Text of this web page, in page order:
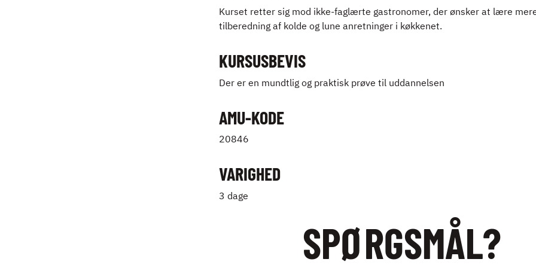
Kurset retter sig mod ikke-faglærte gastronomer, der ønsker at lære
tilberedning af kolde og lune anretninger i køkkenet.
KURSUSBEVIS
Der er en mundtlig og praktisk prøve til uddannelsen
AMU-KODE
20846
VARIGHED
3 dage
SPØRGSMÅL?